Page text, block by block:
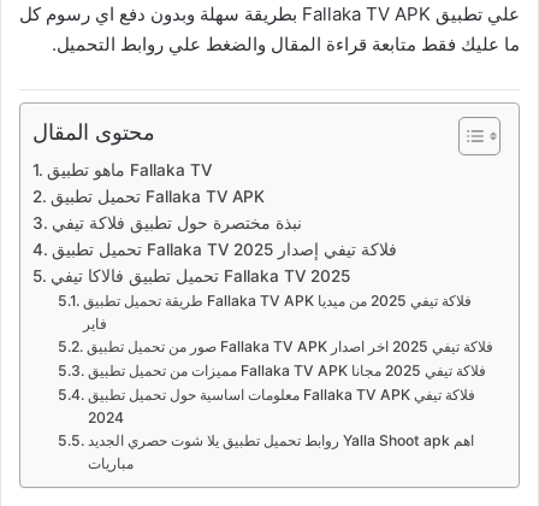
علي تطبيق Fallaka TV APK بطريقة سهلة وبدون دفع اي رسوم كل
ما عليك فقط متابعة قراءة المقال والضغط علي روابط التحميل.
محتوى المقال
ماهو تطبيق Fallaka TV
تحميل تطبيق Fallaka TV APK
نبذة مختصرة حول تطبيق فلاكة تيفي
تحميل تطبيق Fallaka TV فلاكة تيفي إصدار 2025
تحميل تطبيق فالاكا تيفي Fallaka TV 2025
طريقة تحميل تطبيق Fallaka TV APK فلاكة تيفي 2025 من ميديا
فاير
صور من تحميل تطبيق Fallaka TV APK فلاكة تيفي 2025 اخر اصدار
مميزات من تحميل تطبيق Fallaka TV APK فلاكة تيفي 2025 مجانا
معلومات اساسية حول تحميل تطبيق Fallaka TV APK فلاكة تيفي
2024
روابط تحميل تطبيق يلا شوت حصري الجديد Yalla Shoot apk اهم
مباريات